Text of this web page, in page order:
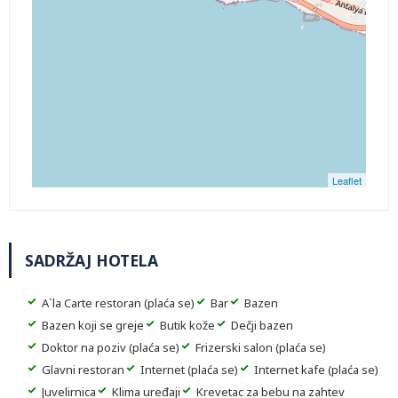
Leaflet
SADRŽAJ HOTELA
A`la Carte restoran (plaća se) Bar
Bazen
Bazen koji se greje
Butik kože
Dečji bazen
Doktor na poziv (plaća se)
Frizerski salon (plaća se)
Glavni restoran
Internet (plaća se)
Internet kafe (plaća se)
Juvelirnica
Klima uređaji Krevetac za bebu na zahtev